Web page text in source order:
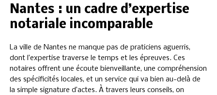
Nantes : un cadre d’expertise
notariale incomparable
La ville de Nantes ne manque pas de praticiens aguerris,
dont l’expertise traverse le temps et les épreuves. Ces
notaires offrent une écoute bienveillante, une compréhension
des spécificités locales, et un service qui va bien au-delà de
la simple signature d’actes. À travers leurs conseils, on